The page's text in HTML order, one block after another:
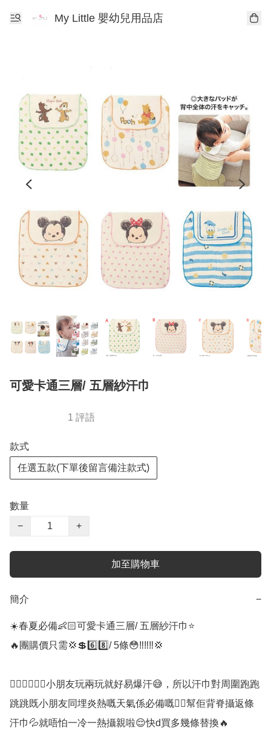
My Little 嬰幼兒用品店
可愛卡通三層/ 五層紗汗巾
1 評語
款式
任選五款(下單後留言備注款式)
數量
−
+
加至購物車
簡介 −
☀️春夏必備👶🏻可愛卡通三層/ 五層紗汗巾⭐️
🔥團購價只需💢💲6️⃣8️⃣/ 5條😳‼️‼️‼️💢
🏃🏻‍♀️🏃🏻‍♂️小朋友玩兩玩就好易爆汗😅，所以汗巾對周圍跑跑
跳跳既小朋友同埋炎熱嘅天氣係必備嘅👍🏻幫佢背脊攝返條
汗巾💦就唔怕一冷一熱攝親啦😌快d買多幾條替換🔥